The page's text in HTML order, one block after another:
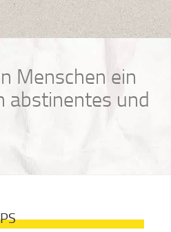
Menschen ein
abstinentes und